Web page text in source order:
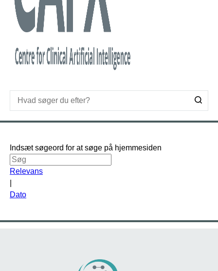
Indsæt søgeord for at søge på hjemmesiden
Relevans
Dato